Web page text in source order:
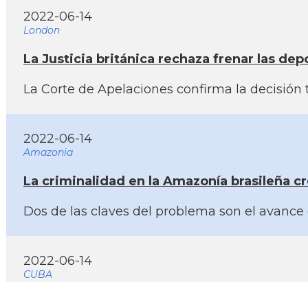
2022-06-14
London
La Justicia británica rechaza frenar las
La Corte de Apelaciones confirma la
2022-06-14
Amazonia
La criminalidad en la Amazoní­a brasileña
Dos de las claves del problema son el
2022-06-14
CUBA